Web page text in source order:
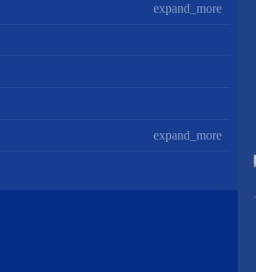
expand_more
expand_more